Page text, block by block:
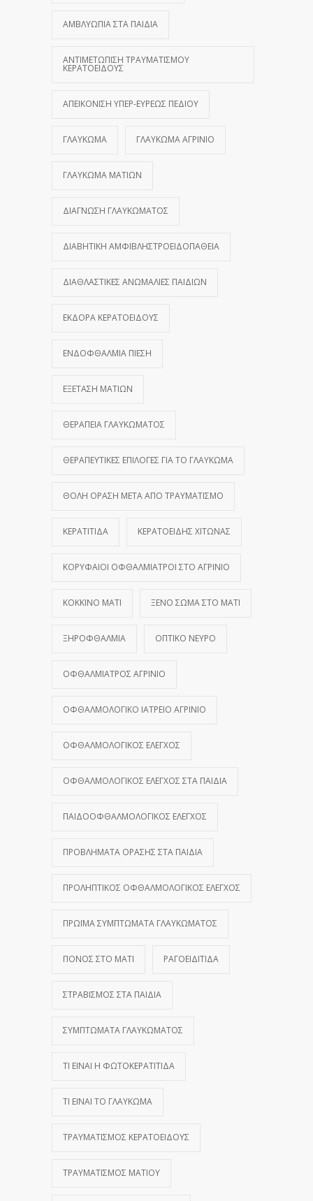
ΑΜΒΛΥΩΠΊΑ ΣΤΑ ΠΑΙΔΙΆ
ΑΝΤΙΜΕΤΏΠΙΣΗ ΤΡΑΥΜΑΤΙΣΜΟΎ
ΚΕΡΑΤΟΕΙΔΟΎΣ
ΑΠΕΙΚΌΝΙΣΗ ΥΠΕΡ-ΕΥΡΈΩΣ ΠΕΔΊΟΥ
ΓΛΑΎΚΩΜΑ ΓΛΑΎΚΩΜΑ ΑΓΡΊΝΙΟ
ΓΛΑΎΚΩΜΑ ΜΑΤΙΏΝ
ΔΙΆΓΝΩΣΗ ΓΛΑΥΚΏΜΑΤΟΣ
ΔΙΑΒΗΤΙΚΉ ΑΜΦΙΒΛΗΣΤΡΟΕΙΔΟΠΆΘΕΙΑ
ΔΙΑΘΛΑΣΤΙΚΈΣ ΑΝΩΜΑΛΊΕΣ ΠΑΙΔΙΏΝ
ΕΚΔΟΡΆ ΚΕΡΑΤΟΕΙΔΟΎΣ
ΕΝΔΟΦΘΆΛΜΙΑ ΠΊΕΣΗ
ΕΞΈΤΑΣΗ ΜΑΤΙΏΝ
ΘΕΡΑΠΕΊΑ ΓΛΑΥΚΏΜΑΤΟΣ
ΘΕΡΑΠΕΥΤΙΚΈΣ ΕΠΙΛΟΓΈΣ ΓΙΑ ΤΟ ΓΛΑΎΚΩΜΑ
ΘΟΛΉ ΌΡΑΣΗ ΜΕΤΆ ΑΠΌ ΤΡΑΥΜΑΤΙΣΜΌ
ΚΕΡΑΤΊΤΙΔΑ ΚΕΡΑΤΟΕΙΔΉΣ ΧΙΤΏΝΑΣ
ΚΟΡΥΦΑΊΟΙ ΟΦΘΑΛΜΊΑΤΡΟΙ ΣΤΟ ΑΓΡΊΝΙΟ
ΚΌΚΚΙΝΟ ΜΆΤΙ ΞΈΝΟ ΣΏΜΑ ΣΤΟ ΜΆΤΙ
ΞΗΡΟΦΘΑΛΜΊΑ ΟΠΤΙΚΌ ΝΕΎΡΟ
ΟΦΘΑΛΜΊΑΤΡΟΣ ΑΓΡΊΝΙΟ
ΟΦΘΑΛΜΟΛΟΓΙΚΌ ΙΑΤΡΕΊΟ ΑΓΡΊΝΙΟ
ΟΦΘΑΛΜΟΛΟΓΙΚΌΣ ΈΛΕΓΧΟΣ
ΟΦΘΑΛΜΟΛΟΓΙΚΌΣ ΈΛΕΓΧΟΣ ΣΤΑ ΠΑΙΔΙΆ
ΠΑΙΔΟΟΦΘΑΛΜΟΛΟΓΙΚΌΣ ΈΛΕΓΧΟΣ
ΠΡΟΒΛΉΜΑΤΑ ΌΡΑΣΗΣ ΣΤΑ ΠΑΙΔΙΆ
ΠΡΟΛΗΠΤΙΚΌΣ ΟΦΘΑΛΜΟΛΟΓΙΚΌΣ ΈΛΕΓΧΟΣ
ΠΡΏΙΜΑ ΣΥΜΠΤΏΜΑΤΑ ΓΛΑΥΚΏΜΑΤΟΣ
ΠΌΝΟΣ ΣΤΟ ΜΆΤΙ ΡΑΓΟΕΙΔΊΤΙΔΑ
ΣΤΡΑΒΙΣΜΌΣ ΣΤΑ ΠΑΙΔΙΆ
ΣΥΜΠΤΏΜΑΤΑ ΓΛΑΥΚΏΜΑΤΟΣ
ΤΙ ΕΊΝΑΙ Η ΦΩΤΟΚΕΡΑΤΊΤΙΔΑ
ΤΙ ΕΊΝΑΙ ΤΟ ΓΛΑΎΚΩΜΑ
ΤΡΑΥΜΑΤΙΣΜΌΣ ΚΕΡΑΤΟΕΙΔΟΎΣ
ΤΡΑΥΜΑΤΙΣΜΌΣ ΜΑΤΙΟΎ